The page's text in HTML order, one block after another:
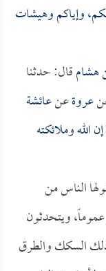
وإياكم وهيشات
هشامقال: حدثنا
عروةعنعائشة
إن الله وملائكته
الناس من
ويتحدثون
السكك والطرق